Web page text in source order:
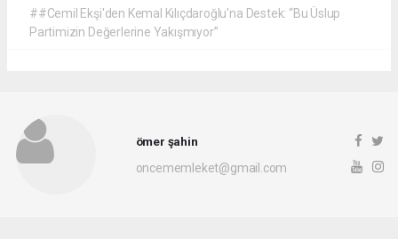
##Cemil Ekşi'den Kemal Kılıçdaroğlu'na Destek: “Bu Üslup
Partimizin Değerlerine Yakışmıyor”
ömer şahin
oncememleket@gmail.com